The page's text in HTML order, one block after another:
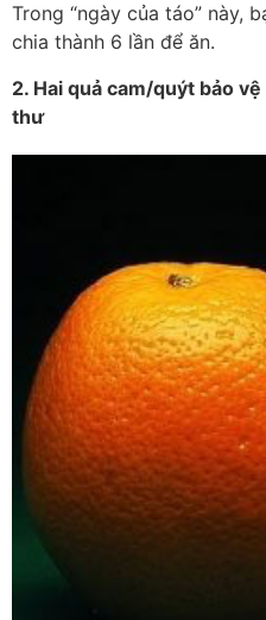
Trong “ngày của táo” này,
chia thành 6 lần để ăn.
2. Hai quả cam/quýt bảo
thư